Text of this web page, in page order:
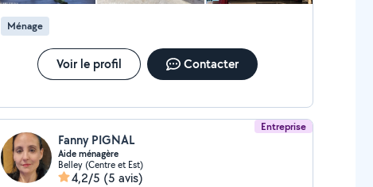
Ménage
Voir le profil Contacter
Entreprise
Fanny PIGNAL
Aide ménagère
Belley (Centre et Est)
4,2/5 (5 avis)